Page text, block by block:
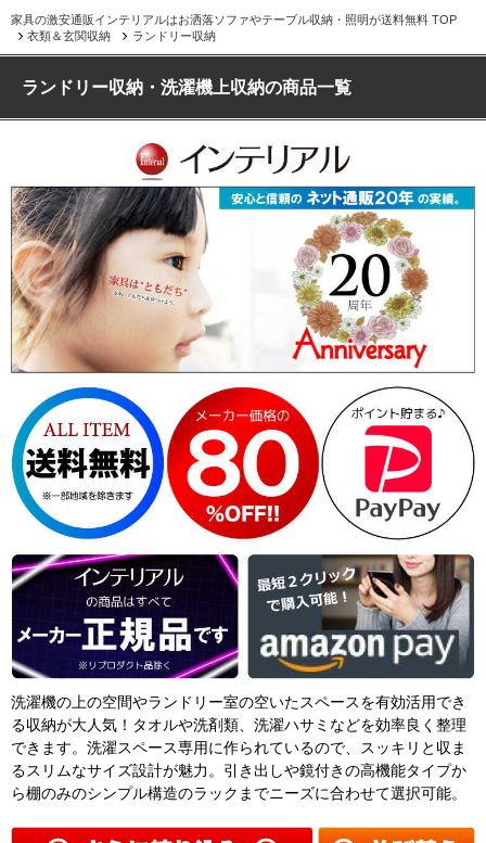
家具の激安通販インテリアルはお洒落ソファやテーブル収納・照明が送料無料 TOP
衣類＆玄関収納
ランドリー収納
ランドリー収納・洗濯機上収納の商品一覧
洗濯機の上の空間やランドリー室の空いたスペースを有効活用でき
る収納が大人気！タオルや洗剤類、洗濯ハサミなどを効率良く整理
できます。洗濯スペース専用に作られているので、スッキリと収ま
るスリムなサイズ設計が魅力。引き出しや鏡付きの高機能タイプか
ら棚のみのシンプル構造のラックまでニーズに合わせて選択可能。